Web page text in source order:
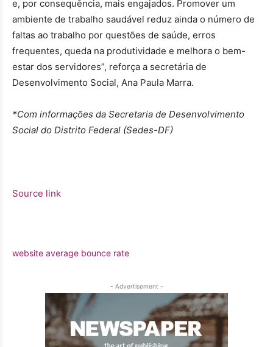
e, por consequência, mais engajados. Promover um
ambiente de trabalho saudável reduz ainda o número de
faltas ao trabalho por questões de saúde, erros
frequentes, queda na produtividade e melhora o bem-
estar dos servidores”, reforça a secretária de
Desenvolvimento Social, Ana Paula Marra.
*Com informações da Secretaria de Desenvolvimento
Social do Distrito Federal (Sedes-DF)
Source link
website average bounce rate
- Advertisement -